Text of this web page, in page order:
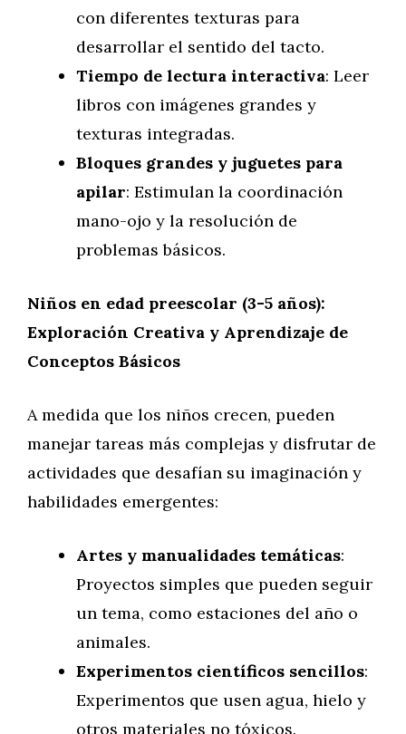
con diferentes texturas para
desarrollar el sentido del tacto.
Tiempo de lectura interactiva: Leer
libros con imágenes grandes y
texturas integradas.
Bloques grandes y juguetes para
apilar: Estimulan la coordinación
mano-ojo y la resolución de
problemas básicos.
Niños en edad preescolar (3-5 años):
Exploración Creativa y Aprendizaje de
Conceptos Básicos
A medida que los niños crecen, pueden
manejar tareas más complejas y disfrutar de
actividades que desafían su imaginación y
habilidades emergentes:
Artes y manualidades temáticas:
Proyectos simples que pueden seguir
un tema, como estaciones del año o
animales.
Experimentos científicos sencillos:
Experimentos que usen agua, hielo y
otros materiales no tóxicos.